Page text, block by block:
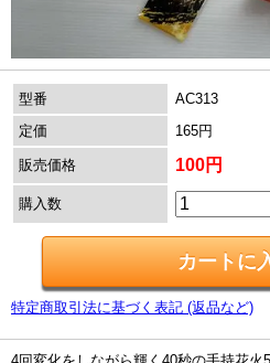
型番
AC313
定価
165円
販売価格 100円
購入数
特定商取引法に基づく表記 (返品など)